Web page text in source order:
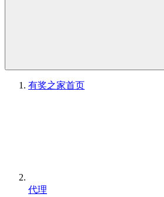
有奖之家首页
代理